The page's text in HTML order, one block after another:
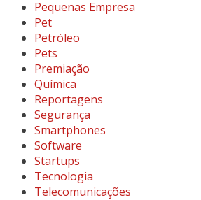
Pequenas Empresa
Pet
Petróleo
Pets
Premiação
Química
Reportagens
Segurança
Smartphones
Software
Startups
Tecnologia
Telecomunicações